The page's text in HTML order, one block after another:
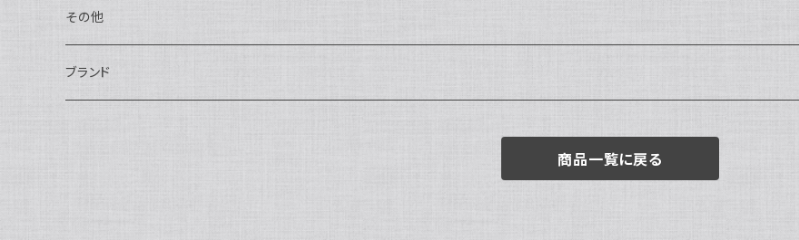
トートバッグ
バックパック・リュックサック
指輪
ピアス・イヤリング
アナログ・機械式
アナログ・クォーツ
その他
ペン・万年筆
ブランド
商品一覧に戻る